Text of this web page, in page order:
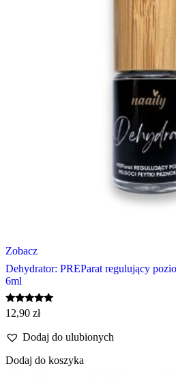
Zobacz
Dehydrator: PREParat regulujący
6ml
Oceniono
5.00
12,90 zł
Dodaj do ulubionych
Dodaj do koszyka